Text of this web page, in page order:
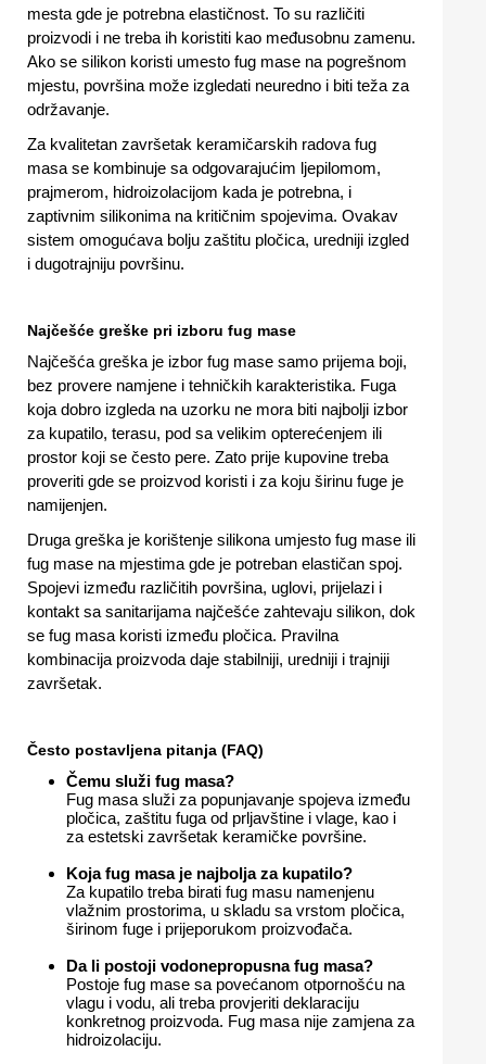
mesta gde je potrebna elastičnost. To su različiti
proizvodi i ne treba ih koristiti kao međusobnu zamenu.
Ako se silikon koristi umesto fug mase na pogrešnom
mjestu, površina može izgledati neuredno i biti teža za
održavanje.
Za kvalitetan završetak keramičarskih radova fug
masa se kombinuje sa odgovarajućim ljepilomom,
prajmerom, hidroizolacijom kada je potrebna, i
zaptivnim silikonima na kritičnim spojevima. Ovakav
sistem omogućava bolju zaštitu pločica, uredniji izgled
i dugotrajniju površinu.
Najčešće greške pri izboru fug mase
Najčešća greška je izbor fug mase samo prijema boji,
bez provere namjene i tehničkih karakteristika. Fuga
koja dobro izgleda na uzorku ne mora biti najbolji izbor
za kupatilo, terasu, pod sa velikim opterećenjem ili
prostor koji se često pere. Zato prije kupovine treba
proveriti gde se proizvod koristi i za koju širinu fuge je
namijenjen.
Druga greška je korištenje silikona umjesto fug mase ili
fug mase na mjestima gde je potreban elastičan spoj.
Spojevi između različitih površina, uglovi, prijelazi i
kontakt sa sanitarijama najčešće zahtevaju silikon, dok
se fug masa koristi između pločica. Pravilna
kombinacija proizvoda daje stabilniji, uredniji i trajniji
završetak.
Često postavljena pitanja (FAQ)
Čemu služi fug masa?
Fug masa služi za popunjavanje spojeva između
pločica, zaštitu fuga od prljavštine i vlage, kao i
za estetski završetak keramičke površine.
Koja fug masa je najbolja za kupatilo?
Za kupatilo treba birati fug masu namenjenu
vlažnim prostorima, u skladu sa vrstom pločica,
širinom fuge i prijeporukom proizvođača.
Da li postoji vodonepropusna fug masa?
Postoje fug mase sa povećanom otpornošću na
vlagu i vodu, ali treba provjeriti deklaraciju
konkretnog proizvoda. Fug masa nije zamjena za
hidroizolaciju.